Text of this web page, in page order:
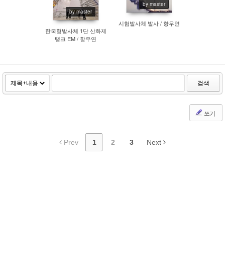
by master
1011
한국형발사체 1단 산화제
탱크 EM / 항우연
by master
851
시험발사체 발사 / 항우연
검색
쓰기
Prev 1 2 3 Next